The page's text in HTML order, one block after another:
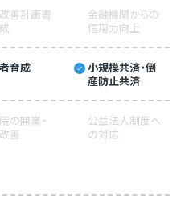
善計画書
金融機関からの
信用力向上
育成
小規模共済・倒
産防止共済
の開業・
善
公益法人制度へ
の対応